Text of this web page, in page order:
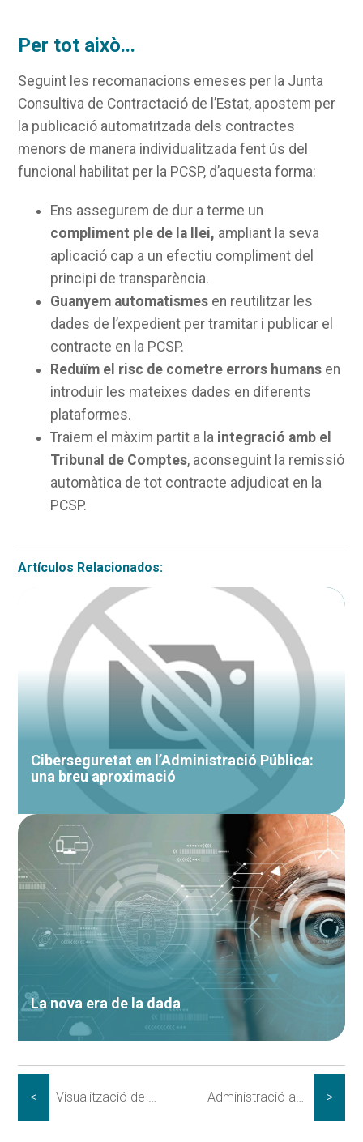
Per tot això...
Seguint les recomanacions emeses per la Junta
Consultiva de Contractació de l’Estat, apostem per
la publicació automatitzada dels contractes
menors de manera individualitzada fent ús del
funcional habilitat per la PCSP, d’aquesta forma:
Ens assegurem de dur a terme un
compliment ple de la llei, ampliant la seva
aplicació cap a un efectiu compliment del
principi de transparència.
Guanyem automatismes en reutilitzar les
dades de l’expedient per tramitar i publicar el
contracte en la PCSP.
Reduïm el risc de cometre errors humans en
introduir les mateixes dades en diferents
plataformes.
Traiem el màxim partit a la integració amb el
Tribunal de Comptes, aconseguint la remissió
automàtica de tot contracte adjudicat en la
PCSP.
Artículos Relacionados:
Ciberseguretat en l’Administració Pública:
una breu aproximació
La nova era de la dada
< Visualització de dades. Part (III), ús del color Administració automàtica: Incrementant l’eficiència administrativa >